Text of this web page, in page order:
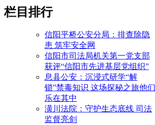
栏目排行
信阳平桥公安分局：排查除隐
患 筑牢安全网
信阳市司法局机关第一党支部
获评“信阳市先进基层党组织”
息县公安：沉浸式研学“解
锁”禁毒知识 这场探秘之旅他们
乐在其中
潢川法院：守护生态底线 司法
监督亮剑